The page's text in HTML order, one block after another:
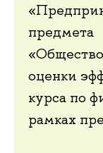
предмета
оценки
курса по
рамках